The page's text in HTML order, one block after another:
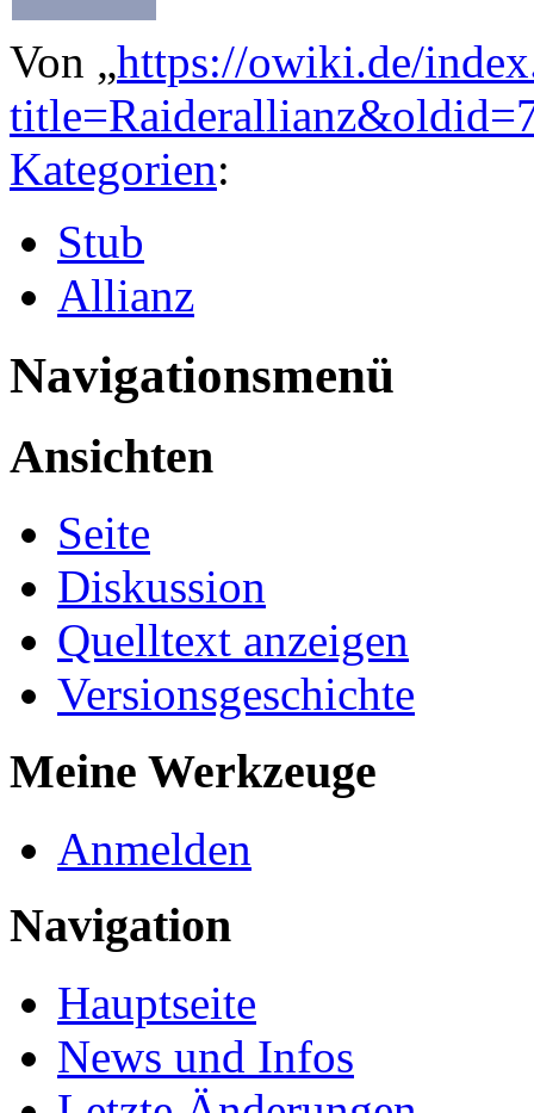
Von „https://owiki.de/
Kategorien:
Stub
Allianz
Navigationsmenü
Ansichten
Seite
Diskussion
Quelltext anzeigen
Versionsgeschichte
Meine Werkzeuge
Anmelden
Navigation
Hauptseite
News und Infos